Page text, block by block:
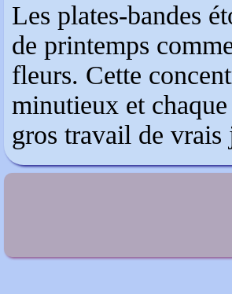
Les plates-bandes
de printemps
fleurs. Cette
minutieux et
gros travail de vrais